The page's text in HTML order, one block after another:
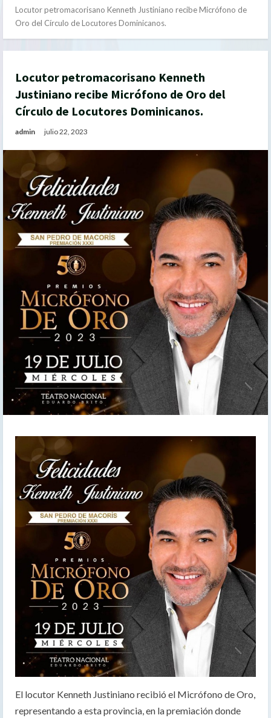
Locutor petromacorisano Kenneth Justiniano recibe Micrófono de
Oro del Círculo de Locutores Dominicanos.
Locutor petromacorisano Kenneth
Justiniano recibe Micrófono de Oro del
Círculo de Locutores Dominicanos.
admin julio 22, 2023
El locutor Kenneth Justiniano recibió el Micrófono de Oro,
representando a esta provincia, en la premiación donde